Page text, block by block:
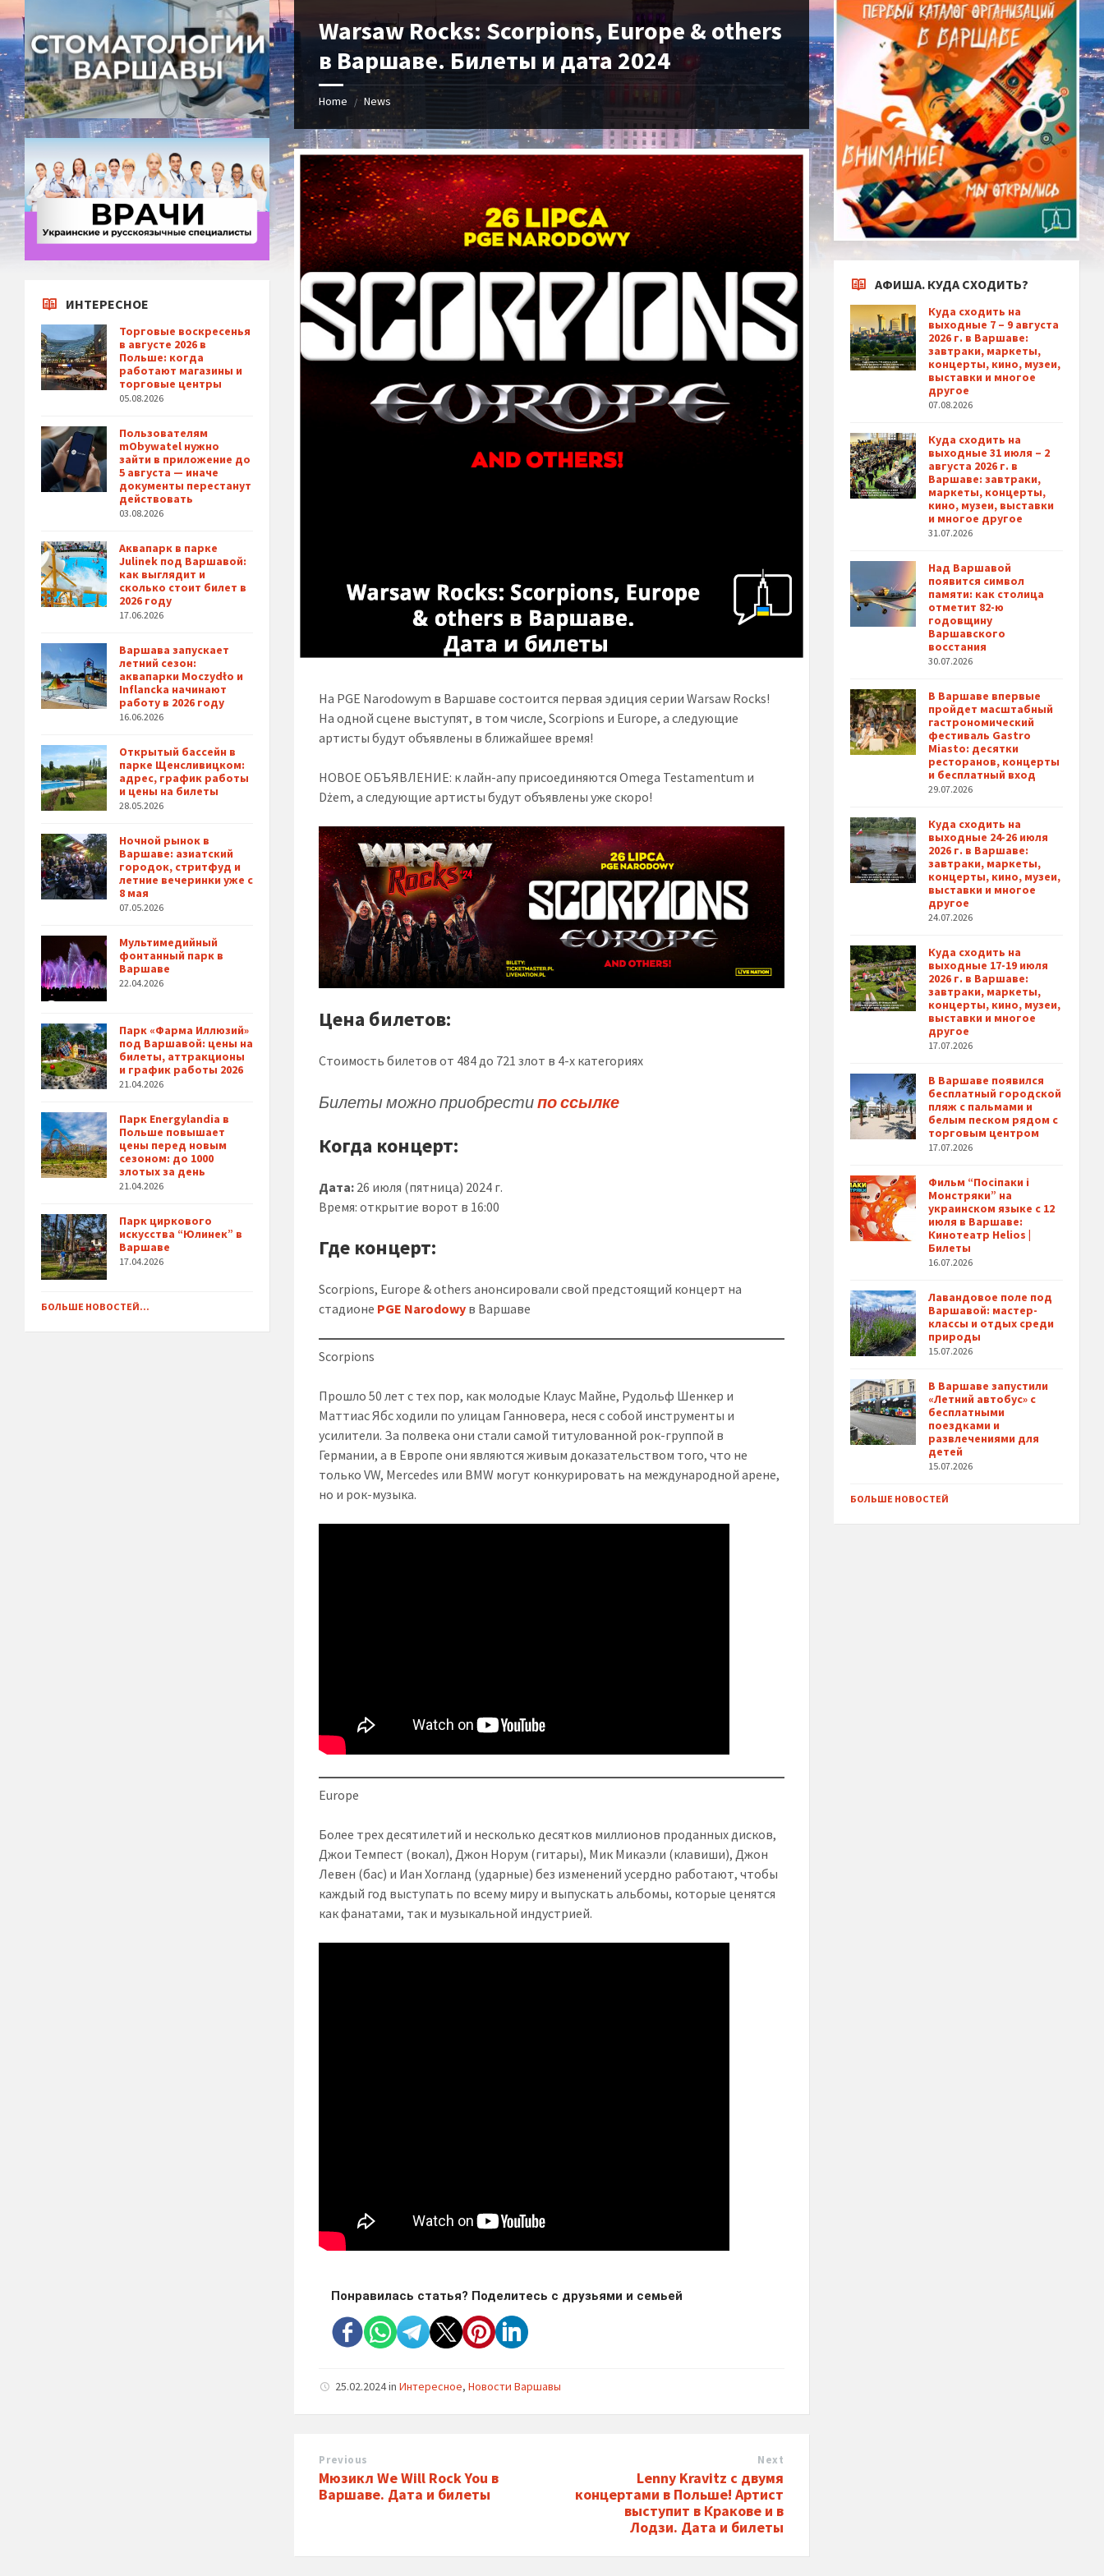
Warsaw Rocks: Scorpions, Europe & others
в Варшаве. Билеты и дата 2024
Home / News
На PGE Narodowym в Варшаве состоится первая эдиция серии Warsaw Rocks!
На одной сцене выступят, в том числе, Scorpions и Europe, а следующие
артисты будут объявлены в ближайшее время!
НОВОЕ ОБЪЯВЛЕНИЕ: к лайн-апу присоединяются Omega Testamentum и
Dżem, а следующие артисты будут объявлены уже скоро!
Цена билетов:
Стоимость билетов от 484 до 721 злот в 4-х категориях
Билеты можно приобрестипо ссылке
Когда концерт:
Дата: 26 июля (пятница) 2024 г.
Время: открытие ворот в 16:00
Где концерт:
Scorpions, Europe & others анонсировали свой предстоящий концерт на
стадионе PGE Narodowy в Варшаве
Scorpions
Прошло 50 лет с тех пор, как молодые Клаус Майне, Рудольф Шенкер и
Маттиас Ябс ходили по улицам Ганновера, неся с собой инструменты и
усилители. За полвека они стали самой титулованной рок-группой в
Германии, а в Европе они являются живым доказательством того, что не
только VW, Mercedes или BMW могут конкурировать на международной арене,
но и рок-музыка.
Europe
Более трех десятилетий и несколько десятков миллионов проданных дисков,
Джои Темпест (вокал), Джон Норум (гитары), Мик Микаэли (клавиши), Джон
Левен (бас) и Иан Хогланд (ударные) без изменений усердно работают, чтобы
каждый год выступать по всему миру и выпускать альбомы, которые ценятся
как фанатами, так и музыкальной индустрией.
Понравилась статья? Поделитесь с друзьями и семьей
25.02.2024inИнтересное,Новости Варшавы
Previous
Мюзикл We Will Rock You в
Варшаве. Дата и билеты
Next
Lenny Kravitz с двумя
концертами в Польше! Артист
выступит в Кракове и в
Лодзи. Дата и билеты
ИНТЕРЕСНОЕ
Торговые воскресенья
в августе 2026 в
Польше: когда
работают магазины и
торговые центры
05.08.2026
Пользователям
mObywatel нужно
зайти в приложение до
5 августа — иначе
документы перестанут
действовать
03.08.2026
Аквапарк в парке
Julinek под Варшавой:
как выглядит и
сколько стоит билет в
2026 году
17.06.2026
Варшава запускает
летний сезон:
аквапарки Moczydło и
Inflancka начинают
работу в 2026 году
16.06.2026
Открытый бассейн в
парке Щенсливицком:
адрес, график работы
и цены на билеты
28.05.2026
Ночной рынок в
Варшаве: азиатский
городок, стритфуд и
летние вечеринки уже с
8 мая
07.05.2026
Мультимедийный
фонтанный парк в
Варшаве
22.04.2026
Парк «Фарма Иллюзий»
под Варшавой: цены на
билеты, аттракционы
и график работы 2026
21.04.2026
Парк Energylandia в
Польше повышает
цены перед новым
сезоном: до 1000
злотых за день
21.04.2026
Парк циркового
искусства “Юлинек” в
Варшаве
17.04.2026
БОЛЬШЕ НОВОСТЕЙ...
АФИША. КУДА СХОДИТЬ?
Куда сходить на
выходные 7 – 9 августа
2026 г. в Варшаве:
завтраки, маркеты,
концерты, кино, музеи,
выставки и многое
другое
07.08.2026
Куда сходить на
выходные 31 июля – 2
августа 2026 г. в
Варшаве: завтраки,
маркеты, концерты,
кино, музеи, выставки
и многое другое
31.07.2026
Над Варшавой
появится символ
памяти: как столица
отметит 82-ю
годовщину
Варшавского
восстания
30.07.2026
В Варшаве впервые
пройдет масштабный
гастрономический
фестиваль Gastro
Miasto: десятки
ресторанов, концерты
и бесплатный вход
29.07.2026
Куда сходить на
выходные 24-26 июля
2026 г. в Варшаве:
завтраки, маркеты,
концерты, кино, музеи,
выставки и многое
другое
24.07.2026
Куда сходить на
выходные 17-19 июля
2026 г. в Варшаве:
завтраки, маркеты,
концерты, кино, музеи,
выставки и многое
другое
17.07.2026
В Варшаве появился
бесплатный городской
пляж с пальмами и
белым песком рядом с
торговым центром
17.07.2026
Фильм “Посіпаки і
Монстряки” на
украинском языке с 12
июля в Варшаве:
Кинотеатр Helios |
Билеты
16.07.2026
Лавандовое поле под
Варшавой: мастер-
классы и отдых среди
природы
15.07.2026
В Варшаве запустили
«Летний автобус» с
бесплатными
поездками и
развлечениями для
детей
15.07.2026
БОЛЬШЕ НОВОСТЕЙ